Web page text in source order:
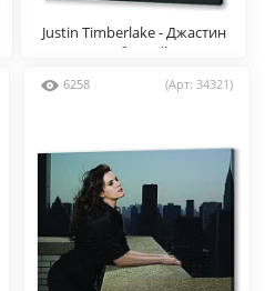
Justin Timberlake - Джастин
Тимберлейк
6258 (Арт: 34321)